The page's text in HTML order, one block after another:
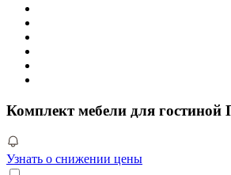
Комплект мебели для гостиной
Узнать о снижении цены